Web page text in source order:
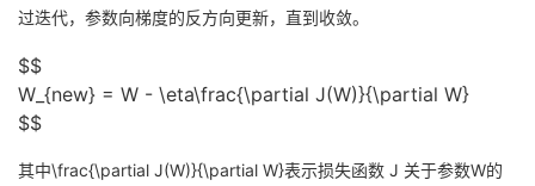
过迭代，参数向梯度的反方向更新，直到收敛。
$$
W_{new} = W - \eta\frac{\partial J(W)}{\partial W}
$$
其中\frac{\partial J(W)}{\partial W}表示损失函数 J 关于参数W的